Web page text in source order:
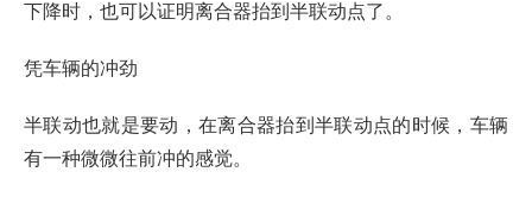
下降时，也可以证明离合器抬到半联动点了。
凭车辆的冲劲
半联动也就是要动，在离合器抬到半联动点的时候，车辆
有一种微微往前冲的感觉。